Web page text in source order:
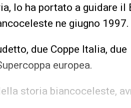
lo ha portato a guidare il
ne giugno 1997.
due Coppe Italia, due
europea.
storia biancoceleste,